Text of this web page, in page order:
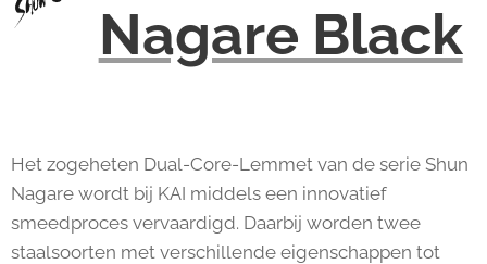
Nagare Black
Het zogeheten Dual-Core-Lemmet van de serie Shun
Nagare wordt bij KAI middels een innovatief
smeedproces vervaardigd. Daarbij worden twee
staalsoorten met verschillende eigenschappen tot